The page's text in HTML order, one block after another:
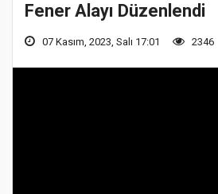
Fener Alayı Düzenlendi
07 Kasım, 2023, Salı 17:01 2346